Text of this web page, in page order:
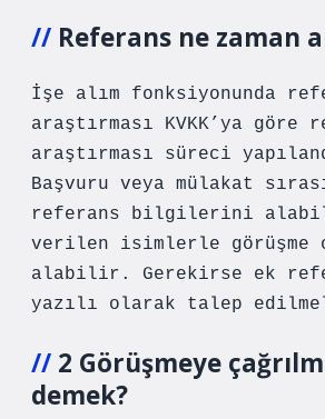
Referans ne zaman
İşe alım fonksiyonunda
araştırması KVKK’ya göre
araştırması süreci
Başvuru veya mülakat
referans bilgilerini
verilen isimlerle görüşme
alabilir. Gerekirse ek
yazılı olarak talep
2 Görüşmeye
demek?